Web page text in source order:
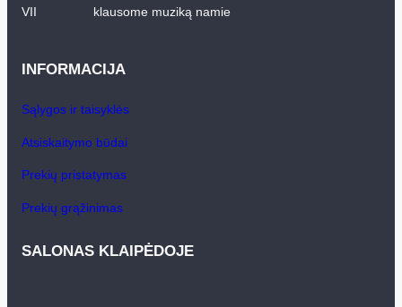
VII klausome muziką namie
INFORMACIJA
Sąlygos ir taisyklės
Atsiskaitymo būdai
Prekių pristatymas
Prekių grąžinimas
SALONAS KLAIPĖDOJE